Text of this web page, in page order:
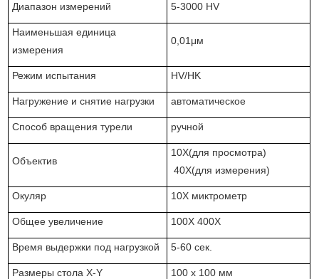
Диапазон измерений 5-3000 HV
Наименьшая единица
измерения
0,01μм
Режим испытания HV/HK
Нагружение и снятие нагрузки автоматическое
Способ вращения турели ручной
Объектив
10X(для просмотра)
40X(для измерения)
Окуляр 10X миктрометр
Общее увеличение 100X 400X
Время выдержки под нагрузкой 5-60 сек.
Размеры стола X-Y 100 x 100 мм